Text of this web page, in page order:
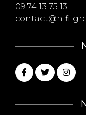
09 74 13 75 13
contact@hifi-